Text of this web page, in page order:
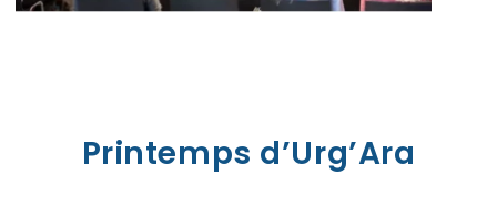
Printemps d’Urg’Ara